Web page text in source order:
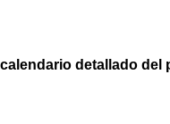
detallado del